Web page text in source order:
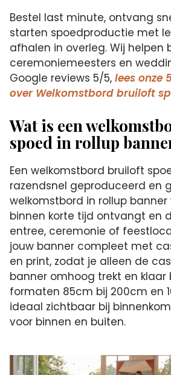
Bestel last minute, ontvang
starten spoedproductie met
afhalen in overleg. Wij helpen
ceremoniemeesters en
Google reviews 5/5,lees onze
over Welkomstbord bruiloft
Wat is een
spoed in rollup
Een welkomstbord bruiloft
razendsnel geproduceerd en
welkomstbord in rollup
binnen korte tijd ontvangt en
entree, ceremonie of
jouw banner compleet met
en print, zodat je alleen de
banner omhoog trekt en klaar
formaten 85cm bij 200cm en
ideaal zichtbaar bij
voor binnen en buiten.